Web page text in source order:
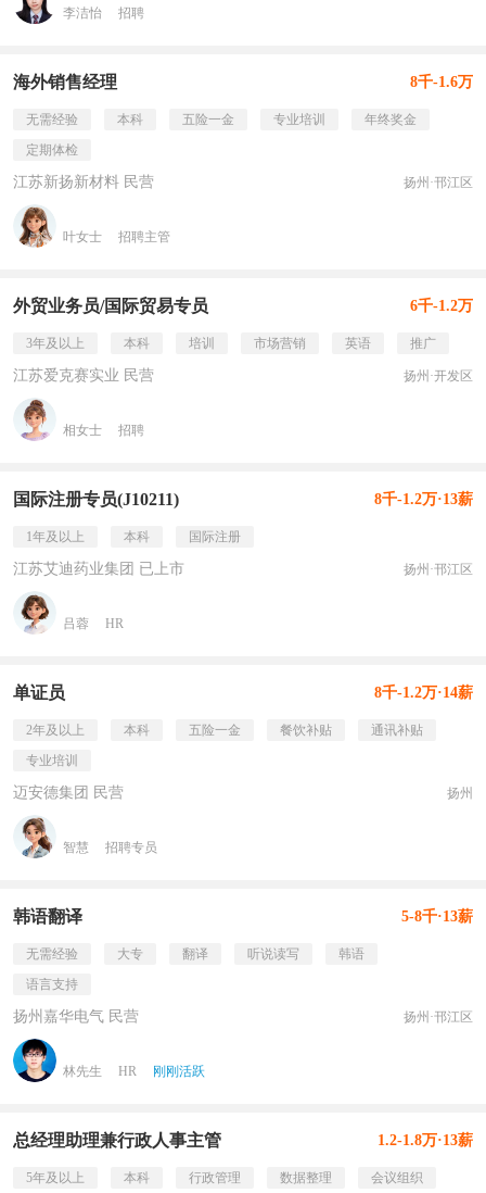
李洁怡 招聘
海外销售经理 8千-1.6万
无需经验 本科 五险一金 专业培训
年终奖金
定期体检
江苏新扬新材料 民营 扬州·邗江区
叶女士 招聘主管
外贸业务员/国际贸易专员 6千-1.2万
3年及以上 本科 培训 市场营销 英语 推广
江苏爱克赛实业 民营 扬州·开发区
相女士 招聘
国际注册专员(J10211) 8千-1.2万·13薪
1年及以上 本科 国际注册
江苏艾迪药业集团 已上市 扬州·邗江区
吕蓉 HR
单证员 8千-1.2万·14薪
2年及以上 本科 五险一金 餐饮补贴
通讯补贴
专业培训
迈安德集团 民营 扬州
智慧 招聘专员
韩语翻译 5-8千·13薪
无需经验 大专 翻译 听说读写
韩语
语言支持
扬州嘉华电气 民营 扬州·邗江区
林先生 HR 刚刚活跃
总经理助理兼行政人事主管 1.2-1.8万·13薪
5年及以上 本科 行政管理 数据整理
会议组织